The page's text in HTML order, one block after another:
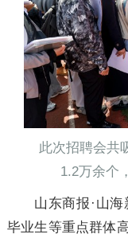
此次招聘会共
1.2万余个
山东商报·山
毕业生等重点群体